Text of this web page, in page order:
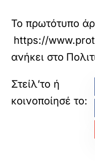
Το πρωτότυπο
https://
ανήκει στο